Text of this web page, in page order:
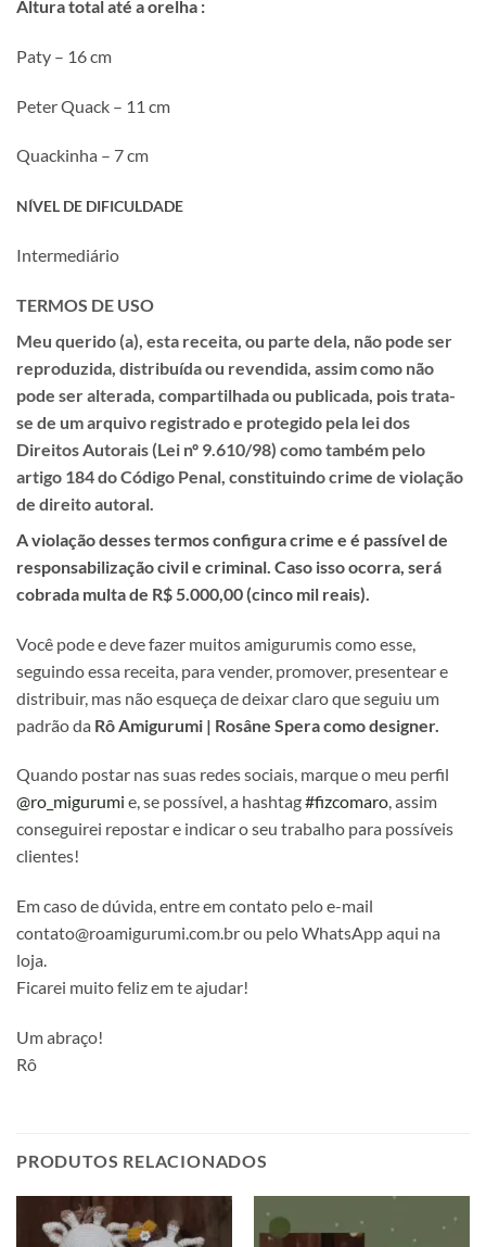
Altura total até a orelha :
Paty – 16 cm
Peter Quack – 11 cm
Quackinha – 7 cm
NÍVEL DE DIFICULDADE
Intermediário
TERMOS DE USO
Meu querido (a), esta receita, ou parte dela, não pode ser
reproduzida, distribuída ou revendida, assim como não
pode ser alterada, compartilhada ou publicada, pois trata-
se de umarquivo registrado e protegido pela lei dos
Direitos Autorais (Lei nº 9.610/98) como também pelo
artigo 184 do Código Penal, constituindo crime de violação
de direito autoral.
A violação desses termos configura crime e é passível de
responsabilização civil e criminal. Caso isso ocorra, será
cobrada multa de R$ 5.000,00 (cinco mil reais).
Você pode e deve fazer muitos amigurumis como esse,
seguindo essa receita, para vender, promover, presentear e
distribuir, mas não esqueça de deixar claro que seguiu um
padrão da Rô Amigurumi | Rosâne Spera como designer.
Quando postar nas suas redes sociais, marque o meu perfil
@ro_migurumi e, se possível, a hashtag#fizcomaro, assim
conseguirei repostar e indicar o seu trabalho para possíveis
clientes!
Em caso de dúvida, entre em contato pelo e-mail
contato@roamigurumi.com.br ou pelo WhatsApp aqui na
loja.
Ficarei muito feliz em te ajudar!
Um abraço!
Rô
PRODUTOS RELACIONADOS